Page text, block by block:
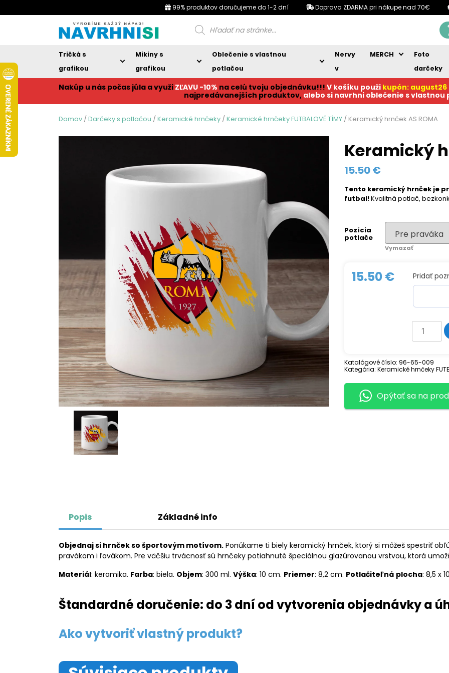
99% produktov doručujeme do 1-2 dní Doprava ZDARMA pri nákupe nad 70€
Products
search
Tričká s
grafikou
Mikiny s
grafikou
Oblečenie s vlastnou
potlačou
Nervy
v
MERCH
Foto
darčeky
Nakúp u nás počas júla a využi ZĽAVU -10% na celú tvoju objednávku!!! V košíku použi kupón: august26
najpredávanejších produktov, alebo si navrhni oblečenie s vlastnou
Domov /Darčeky s potlačou /Keramické hrnčeky /Keramické hrnčeky FUTBALOVÉ TÍMY / Keramický hrnček AS ROMA
Keramický
15.50€
Tento keramický hrnček je
futbal!Kvalitná potlač,
Pozícia
potlače
Vymazať
15.50€ Pridať
množstvo
Keramický
hrnček
ROMA
Katalógové číslo: 96-65-009
Kategória: Keramické hrnčeky
Opýtať sa na
Popis Základné info
Objednaj si hrnček so športovým motívom. Ponúkame ti biely keramický hrnček, ktorý si môžeš spestriť
pravákom i ľavákom. Pre väčšiu trvácnosť sú hrnčeky potiahnuté špeciálnou glazúrovanou vrstvou, ktorá
Materiál: keramika. Farba: biela. Objem: 300 ml. Výška: 10 cm. Priemer: 8,2 cm. Potlačiteľná plocha: 8,5 x
Štandardné doručenie: do 3 dní od vytvorenia objednávky a
Ako vytvoriť vlastný produkt?